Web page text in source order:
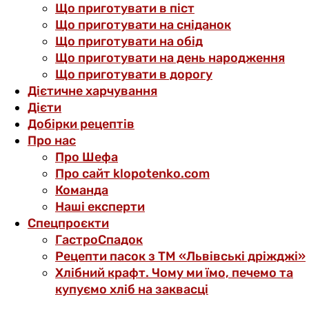
Що приготувати в піст
Що приготувати на сніданок
Що приготувати на обід
Що приготувати на день народження
Що приготувати в дорогу
Дієтичне харчування
Дієти
Добірки рецептів
Про нас
Про Шефа
Про сайт klopotenko.com
Команда
Наші експерти
Спецпроєкти
ГастроСпадок
Рецепти пасок з ТМ «Львівські дріжджі»
Хлібний крафт. Чому ми їмо, печемо та
купуємо хліб на заквасці